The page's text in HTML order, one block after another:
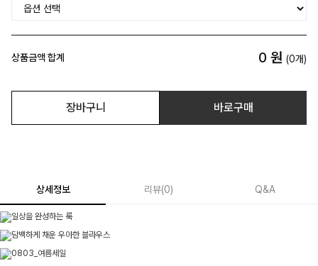
상품금액 합계 0 원 (0개)
장바구니 바로구매
상세정보 리뷰(0) Q&A